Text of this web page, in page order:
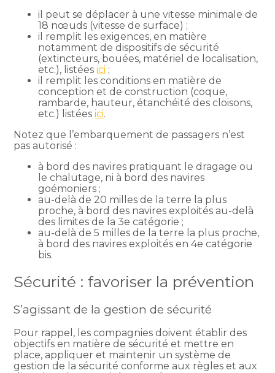
il peut se déplacer à une vitesse minimale de
18 nœuds (vitesse de surface) ;
il remplit les exigences, en matière
notamment de dispositifs de sécurité
(extincteurs, bouées, matériel de localisation,
etc.), listéesici ;
il remplit les conditions en matière de
conception et de construction (coque,
rambarde, hauteur, étanchéité des cloisons,
etc.) listéesici.
Notez que l’embarquement de passagers n’est
pas autorisé :
à bord des navires pratiquant le dragage ou
le chalutage, ni à bord des navires
goémoniers ;
au-delà de 20 milles de la terre la plus
proche, à bord des navires exploités au-delà
des limites de la 3e catégorie ;
au-delà de 5 milles de la terre la plus proche,
à bord des navires exploités en 4e catégorie
bis.
Sécurité : favoriser la prévention
S’agissant de la gestion de sécurité
Pour rappel, les compagnies doivent établir des
objectifs en matière de sécurité et mettre en
place, appliquer et maintenir un système de
gestion de la sécurité conforme aux règles et aux